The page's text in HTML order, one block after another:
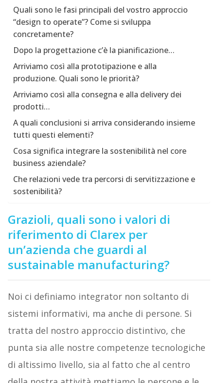
Quali sono le fasi principali del vostro approccio
“design to operate”? Come si sviluppa
concretamente?
Dopo la progettazione c’è la pianificazione…
Arriviamo così alla prototipazione e alla
produzione. Quali sono le priorità?
Arriviamo così alla consegna e alla delivery dei
prodotti…
A quali conclusioni si arriva considerando insieme
tutti questi elementi?
Cosa significa integrare la sostenibilità nel core
business aziendale?
Che relazioni vede tra percorsi di servitizzazione e
sostenibilità?
Grazioli, quali sono i valori di
riferimento di Clarex per
un’azienda che guardi al
sustainable manufacturing?
Noi ci definiamo integrator non soltanto di
sistemi informativi, ma anche di persone. Si
tratta del nostro approccio distintivo, che
punta sia alle nostre competenze tecnologiche
di altissimo livello, sia al fatto che al centro